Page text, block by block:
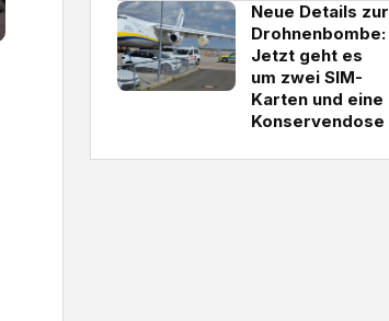
Neue Details zur
Drohnenbombe:
Jetzt geht es
um zwei SIM-
Karten und eine
Konservendose